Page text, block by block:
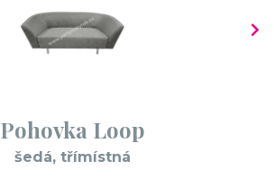
Pohovka Loop
šedá, třímístná